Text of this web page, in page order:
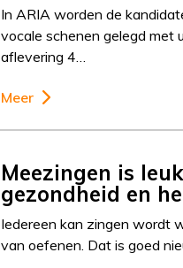
In ARIA worden de
vocale schenen gelegd met
aflevering 4…
Meer
Meezingen is
gezondheid en
Iedereen kan zingen wordt
van oefenen. Dat is goed